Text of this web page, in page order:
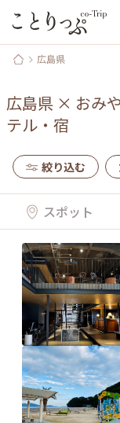
広島県
広島県 × おみ
テル・宿
絞り込む
スポット